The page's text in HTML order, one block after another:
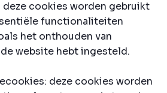
cookies worden gebruikt
functionaliteiten
het onthouden van
website hebt ingesteld.
deze cookies worden